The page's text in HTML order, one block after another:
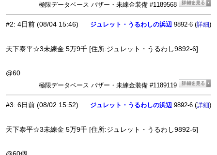
極限データベース バザー・未練金装備 #1189568
#2: 4日前 (08/04 15:46) ジュレット・うるわしの浜辺 9892-6 (詳細)
天下泰平☆3未練金 5万9千 [住所:ジュレット・うるわし9892-6]
@60
極限データベース バザー・未練金装備 #1189119
#3: 6日前 (08/02 15:52) ジュレット・うるわしの浜辺 9892-6 (詳細)
天下泰平☆3未練金 5万9千 [住所:ジュレット・うるわし9892-6]